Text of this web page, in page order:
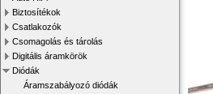
Biztosítékok
Csatlakozók
Csomagolás és tárolás
Digitális áramkörök
Diódák
Áramszabályozó diódák